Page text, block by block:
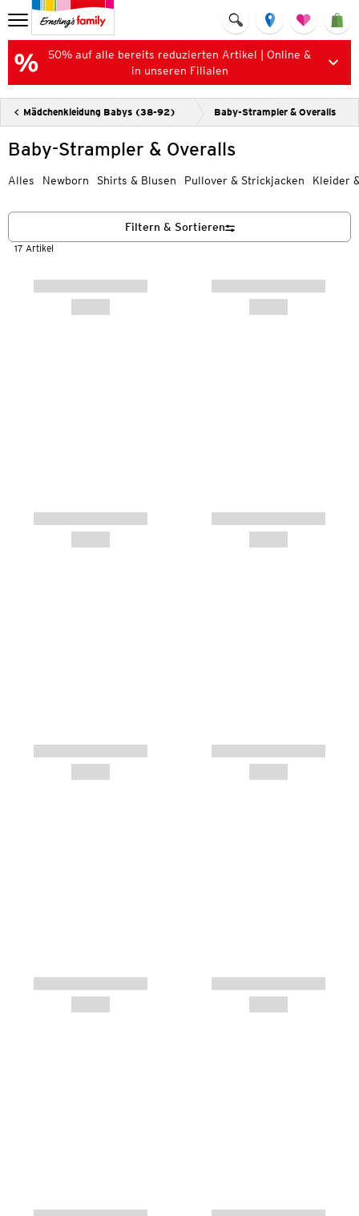
50% auf alle bereits reduzierten Artikel | Online &
in unseren Filialen
Mädchenkleidung Babys (38-92) Baby-Strampler & Overalls
Baby-Strampler & Overalls
Alles Newborn Shirts & Blusen Pullover & Strickjacken Kleider
17 Artikel
Filtern & Sortieren